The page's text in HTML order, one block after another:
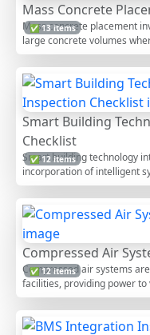
Mass Concrete
✅ 13 items
Mass concrete placement
large concrete volumes
control are critical factors.
pre-placement
structural integrity and
teams can effectively
concrete, preventing
interactive features, users
the completed checklist in
Smart Building
Checklist
✅ 12 items
Smart building technology
incorporation of intelligent
enhance efficiency,
checklist covers critical
integration, and system
stakeholders can ensure
disruptions. This
comments, and export
a QR code for authenticity.
Compressed Air
✅ 12 items
Compressed air systems
facilities, providing power
checklist guides the
like compressors, dryers,
efficiency, safety, and